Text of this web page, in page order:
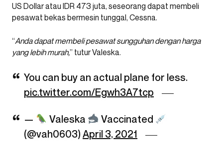
US Dollar atau IDR 473 juta, seseorang dapat membeli
pesawat bekas bermesin tunggal, Cessna.
“Anda dapat membeli pesawat sungguhan dengan harga
yang lebih murah,” tutur Valeska.
You can buy an actual plane for less.
pic.twitter.com/Egwh3A7tcp
— Valeska
Vaccinated
(@vah0603) April 3, 2021